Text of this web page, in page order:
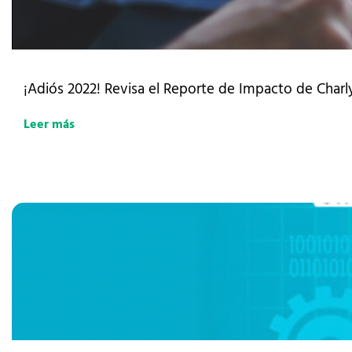
¡Adiós 2022! Revisa el Reporte de Impacto de
Leer más